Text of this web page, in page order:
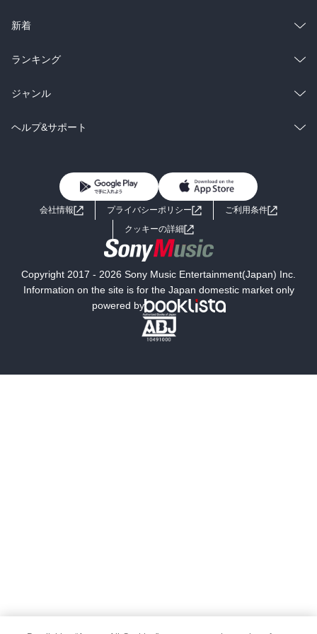
ラノベ
雑誌・グラビア
BL・TL
総合
ラノベ
雑誌・グラビア
BL・TL
新着
総合
ラノベ
雑誌・グラビア
ランキング
総合
ラノベ
ジャンル
コミック
ライトノベル 男子向けラノベ
小説
海外小説
ミステリー SF
文学
芸術・アート 映画・音楽・演劇
ヘルプ&サポート
よくあるご質問 お問い合わせ
会社情報 プライバシーポリシー
ご利用条件
クッキーの詳細
Copyright 2017 - 2026 Sony Music Entertainment(Japan) Inc.
Information on the site is for the Japan domestic market only
powered by